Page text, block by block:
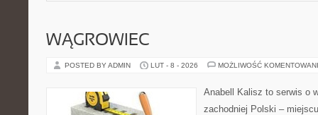
WĄGROWIEC
POSTED BY ADMIN LUT - 8 - 2026 MOŻLIWOŚĆ
Anabell Kalisz to serwis o
zachodniej Polski –